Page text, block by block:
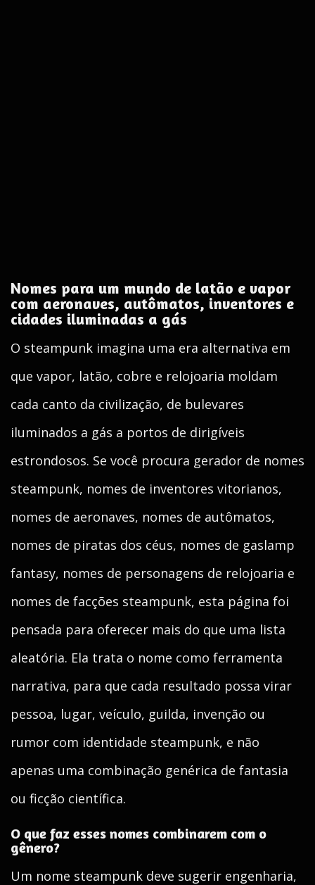
Nomes para um mundo de latão e vapor
com aeronaves, autômatos, inventores e
cidades iluminadas a gás
O steampunk imagina uma era alternativa em
que vapor, latão, cobre e relojoaria moldam
cada canto da civilização, de bulevares
iluminados a gás a portos de dirigíveis
estrondosos. Se você procura gerador de nomes
steampunk, nomes de inventores vitorianos,
nomes de aeronaves, nomes de autômatos,
nomes de piratas dos céus, nomes de gaslamp
fantasy, nomes de personagens de relojoaria e
nomes de facções steampunk, esta página foi
pensada para oferecer mais do que uma lista
aleatória. Ela trata o nome como ferramenta
narrativa, para que cada resultado possa virar
pessoa, lugar, veículo, guilda, invenção ou
rumor com identidade steampunk, e não
apenas uma combinação genérica de fantasia
ou ficção científica.
O que faz esses nomes combinarem com o
gênero?
Um nome steampunk deve sugerir engenharia,